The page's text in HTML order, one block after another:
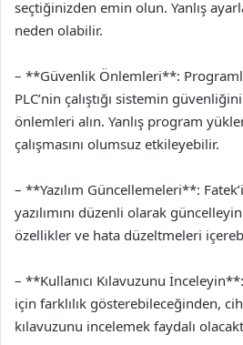
seçtiğinizden emin olun. Yanlış
neden olabilir.
– **Güvenlik Önlemleri**:
PLC’nin çalıştığı sistemin
önlemleri alın. Yanlış program
çalışmasını olumsuz etkileyebilir.
– **Yazılım Güncellemeleri**:
yazılımını düzenli olarak
özellikler ve hata düzeltmeleri
– **Kullanıcı Kılavuzunu
için farklılık gösterebileceğinden,
kılavuzunu incelemek faydalı